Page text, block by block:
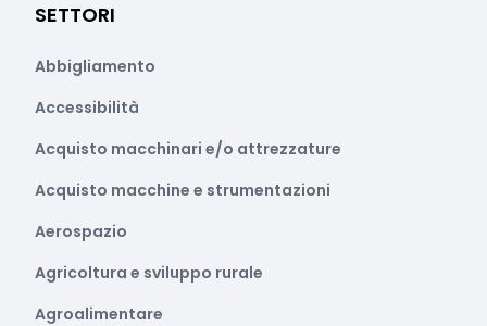
SETTORI
Abbigliamento
Accessibilità
Acquisto macchinari e/o attrezzature
Acquisto macchine e strumentazioni
Aerospazio
Agricoltura e sviluppo rurale
Agroalimentare